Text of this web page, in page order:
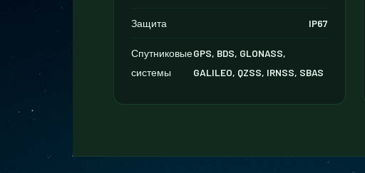
Защита IP67
Спутниковые
системы
GPS, BDS, GLONASS,
GALILEO, QZSS, IRNSS, SBAS